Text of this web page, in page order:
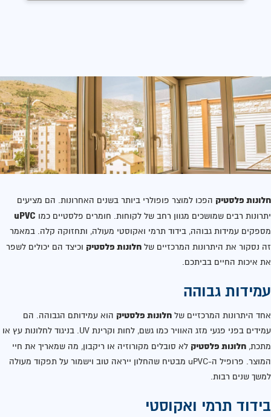
חלונות פלסטיק הפכו למוצר פופולרי ביותר בשנים האחרונות. הם מציעים
יתרונות רבים שמושכים מגוון רחב של לקוחות. חומרים פלסטיים כמו uPVC
מספקים עמידות גבוהה, בידוד תרמי ואקוסטי מעולה, ותחזוקה קלה. במאמר
זה נסקור את היתרונות המרכזיים של חלונות פלסטיק וכיצד הם יכולים לשפר
את איכות החיים בביתכם.
עמידות גבוהה
אחד היתרונות המרכזיים של חלונות פלסטיק הוא עמידותם הגבוהה. הם
עמידים בפני פגעי מזג האוויר כמו גשם, לחות וקרינת UV. בניגוד לחלונות עץ או
מתכת, חלונות פלסטיק לא סובלים מקורוזיה או ריקבון, מה שמאריך את חיי
המוצר. פרופיל ה-uPVC מבטיח שהחלון ייראה טוב וישמור על תפקוד מעולה
למשך שנים רבות.
בידוד תרמי ואקוסטי